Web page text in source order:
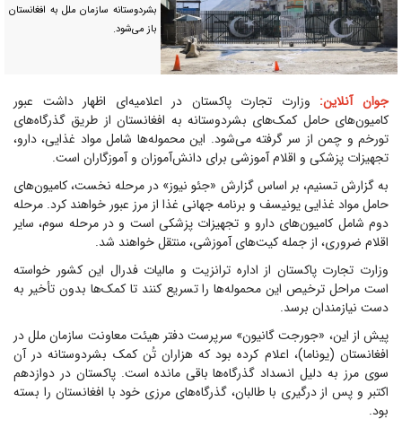
بشردوستانه سازمان ملل به افغانستان
باز می‌شود.
جوان آنلاین: وزارت تجارت پاکستان در اعلامیه‌ای اظهار داشت عبور
کامیون‌های حامل کمک‌های بشردوستانه به افغانستان از طریق گذرگاه‌های
تورخم و چمن از سر گرفته می‌شود. این محموله‌ها شامل مواد غذایی، دارو،
تجهیزات پزشکی و اقلام آموزشی برای دانش‌آموزان و آموزگاران است.
به گزارش تسنیم، بر اساس گزارش «جئو نیوز» در مرحله نخست، کامیون‌های
حامل مواد غذایی یونیسف و برنامه جهانی غذا از مرز عبور خواهند کرد. مرحله
دوم شامل کامیون‌های دارو و تجهیزات پزشکی است و در مرحله سوم، سایر
اقلام ضروری، از جمله کیت‌های آموزشی، منتقل خواهند شد.
وزارت تجارت پاکستان از اداره ترانزیت و مالیات فدرال این کشور خواسته
است مراحل ترخیص این محموله‌ها را تسریع کنند تا کمک‌ها بدون تأخیر به
دست نیازمندان برسد.
پیش از این، «جورجت گانیون» سرپرست دفتر هیئت معاونت سازمان ملل در
افغانستان (یوناما)، اعلام کرده بود که هزاران تُن کمک بشردوستانه در آن
سوی مرز به دلیل انسداد گذرگاه‌ها باقی مانده است. پاکستان در دوازدهم
اکتبر و پس از درگیری با طالبان، گذرگاه‌های مرزی خود با افغانستان را بسته
بود.